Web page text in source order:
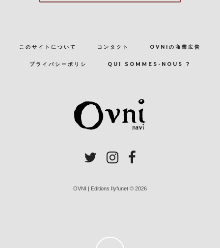
このサイトについて コンタクト OVNIの商業広告
プライバシーポリシ QUI SOMMES-NOUS ?
OVNI | Editions Ilyfunet © 2026